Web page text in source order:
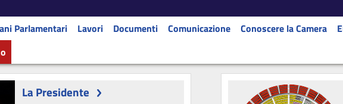
Parlamentari Lavori Documenti Comunicazione Conoscere la Camera
La Presidente